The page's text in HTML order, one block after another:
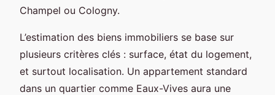
Champel ou Cologny.
L’estimation des biens immobiliers se base sur
plusieurs critères clés : surface, état du logement,
et surtout localisation. Un appartement standard
dans un quartier comme Eaux-Vives aura une